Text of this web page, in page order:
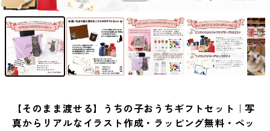
【そのまま渡せる】うちの子おうちギフトセット｜写
真からリアルなイラスト作成・ラッピング無料・ペッ